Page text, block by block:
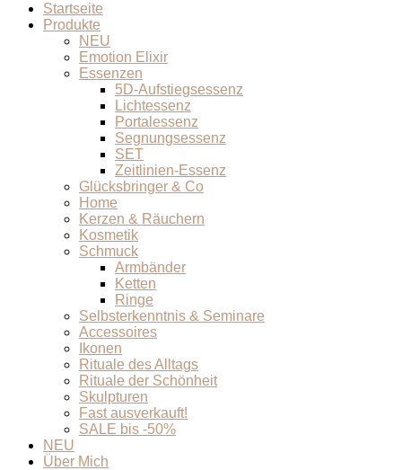
Startseite
Produkte
NEU
Emotion Elixir
Essenzen
5D-Aufstiegsessenz
Lichtessenz
Portalessenz
Segnungsessenz
SET
Zeitlinien-Essenz
Glücksbringer & Co
Home
Kerzen & Räuchern
Kosmetik
Schmuck
Armbänder
Ketten
Ringe
Selbsterkenntnis & Seminare
Accessoires
Ikonen
Rituale des Alltags
Rituale der Schönheit
Skulpturen
Fast ausverkauft!
SALE bis -50%
NEU
Über Mich